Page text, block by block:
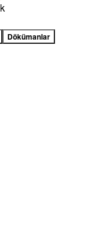
Dökümanlar